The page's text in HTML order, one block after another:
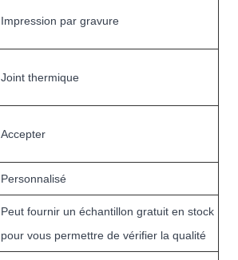
Impression par gravure
Joint thermique
Accepter
Personnalisé
Peut fournir un échantillon gratuit en stock
pour vous permettre de vérifier la qualité